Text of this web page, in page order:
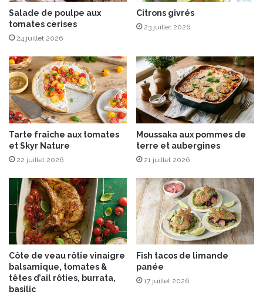
g
u
s
e
r
c
h
a
u
d
e
s
i
d
e
s
s
a
l
e
t
f
r
u
i
s
e
u
e
s
Salade de poulpe aux
tomates cerises
24 juillet 2026
Citrons givrés
23 juillet 2026
Tarte fraîche aux tomates
et Skyr Nature
22 juillet 2026
Moussaka aux pommes de
terre et aubergines
21 juillet 2026
Côte de veau rôtie vinaigre
balsamique, tomates &
têtes d’ail rôties, burrata,
basilic
Fish tacos de limande
panée
17 juillet 2026